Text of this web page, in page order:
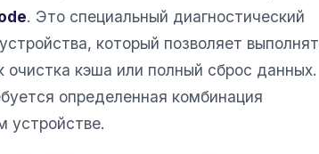
. Это специальный диагностический
который позволяет
очистка кэша или полный сброс данных.
определенная комбинация
устройстве.